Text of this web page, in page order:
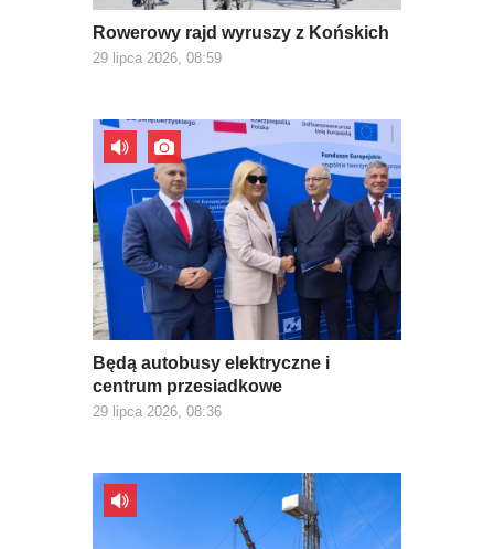
Rowerowy rajd wyruszy z Końskich
29 lipca 2026, 08:59
Będą autobusy elektryczne i
centrum przesiadkowe
29 lipca 2026, 08:36